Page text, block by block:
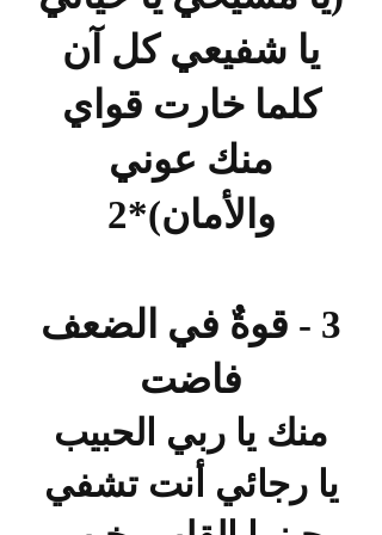
يا شفيعي كل آن
كلما خارت قواي
منك عوني
والأمان)*2
3 - قوةٌ في الضعف
فاضت
منك يا ربي الحبيب
يا رجائي أنت تشفي